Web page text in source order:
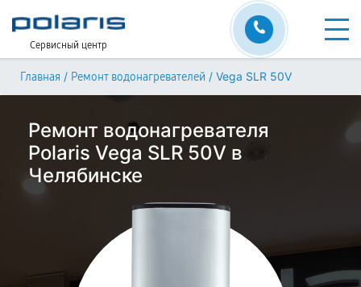
Сервисный центр
Главная / Ремонт водонагревателей / Vega SLR 50V
Ремонт водонагревателя
Polaris Vega SLR 50V в
Челябинске